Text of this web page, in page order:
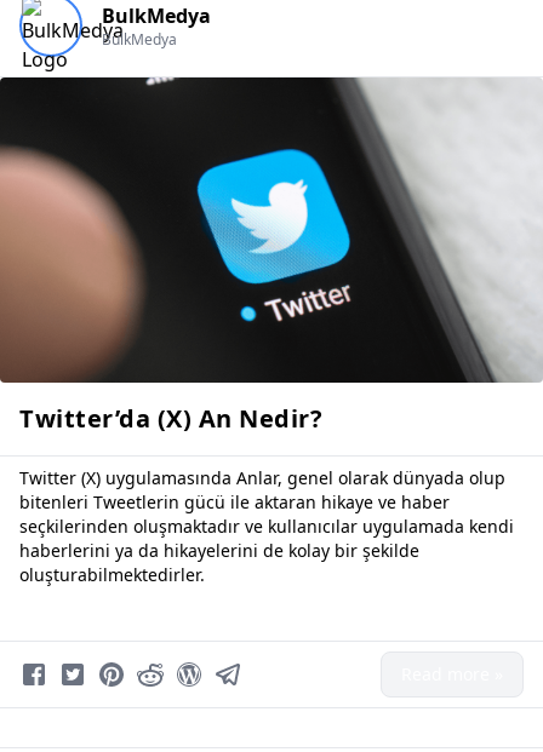
BulkMedya
BulkMedya
Twitter’da (X) An Nedir?
Twitter (X) uygulamasında Anlar, genel olarak dünyada olup
bitenleri Tweetlerin gücü ile aktaran hikaye ve haber
seçkilerinden oluşmaktadır ve kullanıcılar uygulamada kendi
haberlerini ya da hikayelerini de kolay bir şekilde
oluşturabilmektedirler.